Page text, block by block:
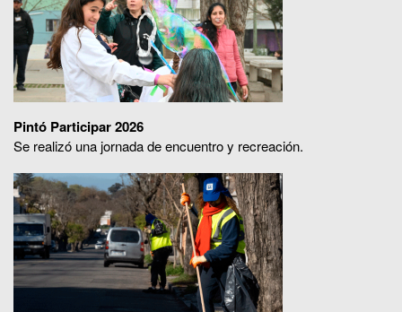
Pintó Participar 2026
Se realizó una jornada de encuentro y recreación.